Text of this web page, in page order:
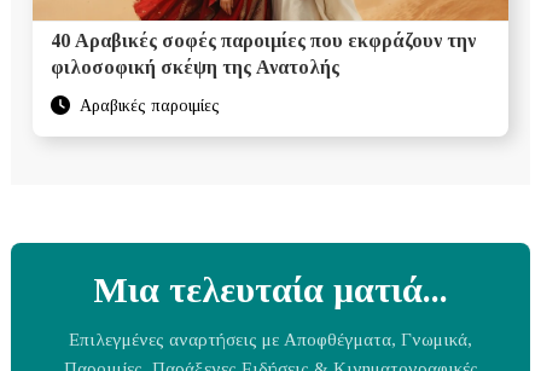
40 Αραβικές σοφές παροιμίες που εκφράζουν την
φιλοσοφική σκέψη της Ανατολής
Αραβικές παροιμίες
Μια τελευταία ματιά...
Επιλεγμένες αναρτήσεις με Αποφθέγματα, Γνωμικά,